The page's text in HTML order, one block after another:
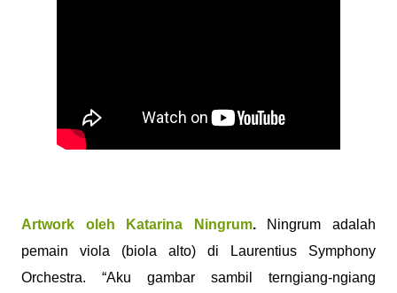
Artwork oleh Katarina Ningrum. Ningrum adalah
pemain viola (biola alto) di Laurentius Symphony
Orchestra. “Aku gambar sambil terngiang-ngiang